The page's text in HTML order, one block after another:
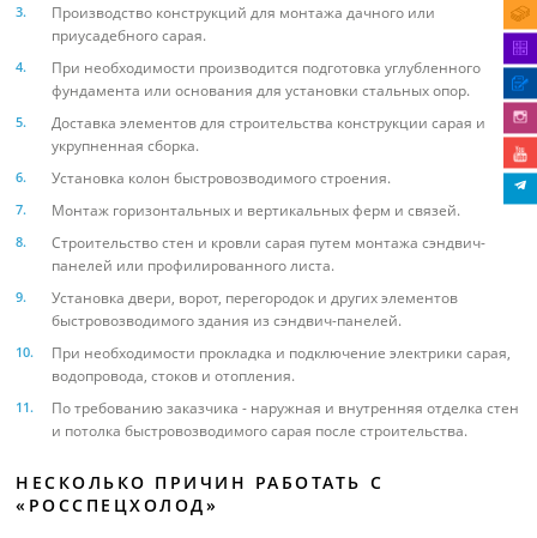
Производство конструкций для монтажа дачного или
приусадебного сарая.
При необходимости производится подготовка углубленного
фундамента или основания для установки стальных опор.
Доставка элементов для строительства конструкции сарая и
укрупненная сборка.
Установка колон быстровозводимого строения.
Монтаж горизонтальных и вертикальных ферм и связей.
Строительство стен и кровли сарая путем монтажа сэндвич-
панелей или профилированного листа.
Установка двери, ворот, перегородок и других элементов
быстровозводимого здания из сэндвич-панелей.
При необходимости прокладка и подключение электрики сарая,
водопровода, стоков и отопления.
По требованию заказчика - наружная и внутренняя отделка стен
и потолка быстровозводимого сарая после строительства.
НЕСКОЛЬКО ПРИЧИН РАБОТАТЬ С
«РОССПЕЦХОЛОД»